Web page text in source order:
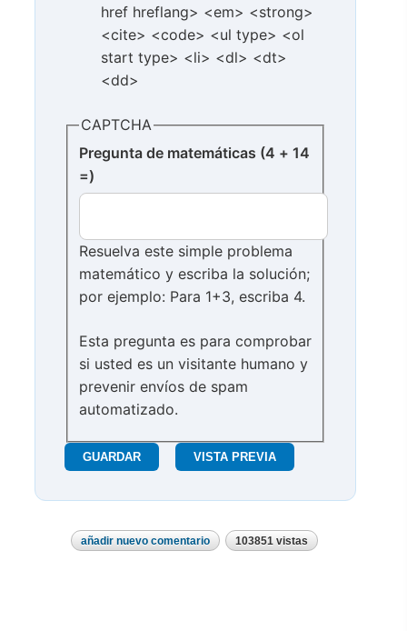
href hreflang> <em> <strong>
<cite> <code> <ul type> <ol
start type> <li> <dl> <dt>
<dd>
CAPTCHA
Pregunta de matemáticas (4 + 14
=)
Resuelva este simple problema
matemático y escriba la solución;
por ejemplo: Para 1+3, escriba 4.
Esta pregunta es para comprobar
si usted es un visitante humano y
prevenir envíos de spam
automatizado.
añadir nuevo comentario 103851 vistas